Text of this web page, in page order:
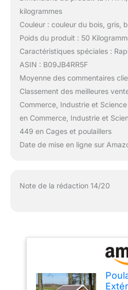
kilogrammes
Couleur : couleur du bois, gris,
Poids du produit : 50
Caractéristiques spéciales :
ASIN : B09JB4RR5F
Moyenne des commentaires
Classement des meilleures
Commerce, Industrie et
en Commerce, Industrie et
449 en Cages et poulaillers
Date de mise en ligne sur
Note de la rédaction 14/20